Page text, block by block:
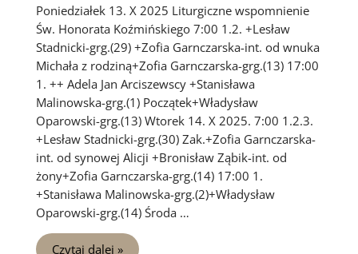
Poniedziałek 13. X 2025 Liturgiczne wspomnienie
Św. Honorata Koźmińskiego 7:00 1.2. +Lesław
Stadnicki-grg.(29) +Zofia Garnczarska-int. od wnuka
Michała z rodziną+Zofia Garnczarska-grg.(13) 17:00
1. ++ Adela Jan Arciszewscy +Stanisława
Malinowska-grg.(1) Początek+Władysław
Oparowski-grg.(13) Wtorek 14. X 2025. 7:00 1.2.3.
+Lesław Stadnicki-grg.(30) Zak.+Zofia Garnczarska-
int. od synowej Alicji +Bronisław Ząbik-int. od
żony+Zofia Garnczarska-grg.(14) 17:00 1.
+Stanisława Malinowska-grg.(2)+Władysław
Oparowski-grg.(14) Środa …
Intencje
Czytaj dalej »